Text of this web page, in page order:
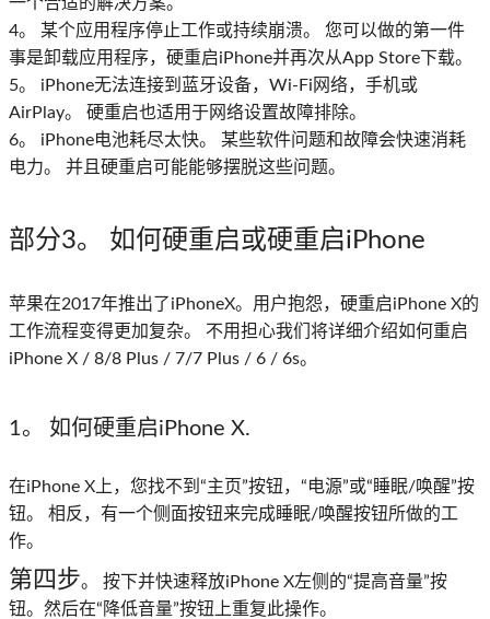
4。 某个应用程序停止工作或持续崩溃。 您可以做的第一件
事是卸载应用程序，硬重启iPhone并再次从App Store下载。
5。 iPhone无法连接到蓝牙设备，Wi-Fi网络，手机或
AirPlay。 硬重启也适用于网络设置故障排除。
6。 iPhone电池耗尽太快。 某些软件问题和故障会快速消耗
电力。 并且硬重启可能能够摆脱这些问题。
部分3。 如何硬重启或硬重启iPhone
苹果在2017年推出了iPhoneX。用户抱怨，硬重启iPhone X的
工作流程变得更加复杂。 不用担心我们将详细介绍如何重启
iPhone X / 8/8 Plus / 7/7 Plus / 6 / 6s。
1。 如何硬重启iPhone X.
在iPhone X上，您找不到“主页”按钮，“电源”或“睡眠/唤醒”按
钮。 相反，有一个侧面按钮来完成睡眠/唤醒按钮所做的工
作。
第四步。 按下并快速释放iPhone X左侧的“提高音量”按
钮。然后在“降低音量”按钮上重复此操作。